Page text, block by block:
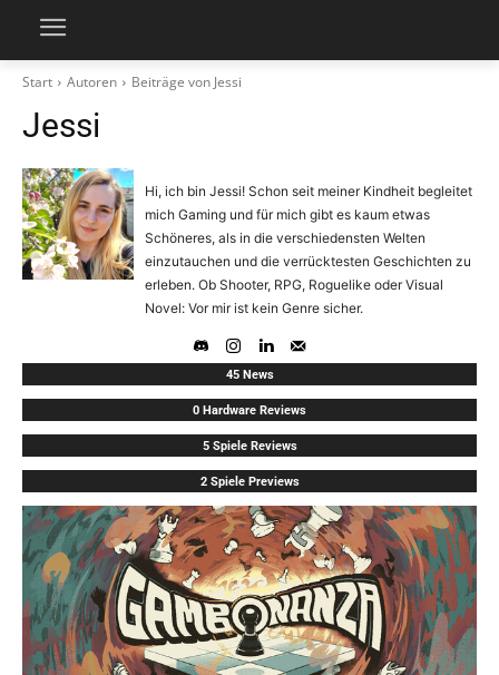
Start Autoren Beiträge von Jessi
Jessi
Hi, ich bin Jessi! Schon seit meiner Kindheit begleitet
mich Gaming und für mich gibt es kaum etwas
Schöneres, als in die verschiedensten Welten
einzutauchen und die verrücktesten Geschichten zu
erleben. Ob Shooter, RPG, Roguelike oder Visual
Novel: Vor mir ist kein Genre sicher.
45 News
0 Hardware Reviews
5 Spiele Reviews
2 Spiele Previews